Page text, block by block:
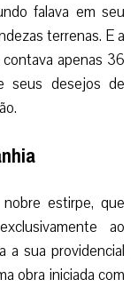
falava em seu
terrenas. E a
apenas 36
seus desejos de
estirpe, que
ao
a sua providencial
obra iniciada com